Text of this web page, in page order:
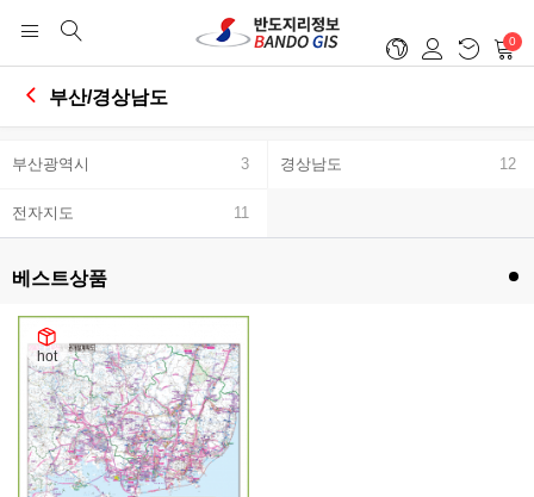
0
부산/경상남도
부산광역시 3 경상남도 12
전자지도 11
베스트상품
hot